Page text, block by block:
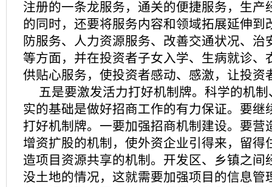
注册的一条龙服务，通关的便捷服务，生产
的同时，还要将服务内容和领域拓展延伸到
防服务、人力资源服务、改善交通状况、治
等方面，并在投资者子女入学、生病就诊、
供贴心服务，使投资者感动、感激，让投资
五是要激发活力打好机制牌。科学的机
实的基础是做好招商工作的有力保证。要继
打好机制牌。一要加强招商机制建设。要营
增资扩股的机制，使外资企业引得来，留得
造项目资源共享的机制。开发区、乡镇之间
没土地的情况，这就需要加强项目的信息管